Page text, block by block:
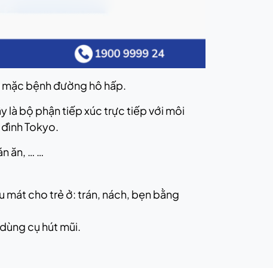
bệnh đường hô hấp.
là bộ phận tiếp xúc trực tiếp với môi
Tokyo.
ăn, … …
mát cho trẻ ở: trán, nách, bẹn bằng
cụ hút mũi.